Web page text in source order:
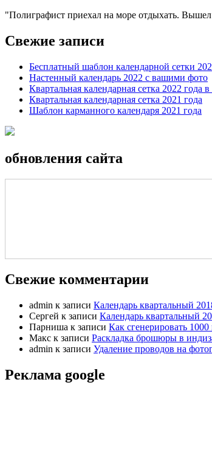
Полиграфист приехал на море отдыхать.
Свежие записи
Бесплатный шаблон календарной сетки
Настенный календарь 2022 с вашими фото
Квартальная календарная сетка 2022 года в
Квартальная календарная сетка 2021 года
Шаблон карманного календаря 2021 года
обновления сайта
Свежие комментарии
admin к записи Календарь квартальный
Сергей к записи Календарь квартальный
Парниша к записи Как сгенерировать
Макс к записи Раскладка брошюры в
admin к записи Удаление проводов на
Реклама google